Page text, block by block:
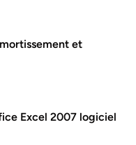
et
Excel 2007 logiciel